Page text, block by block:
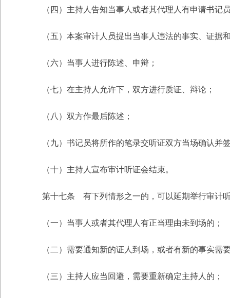
（四）主持人告知当事人或者其代理人有申请书记
（五）本案审计人员提出当事人违法的事实、证据
（六）当事人进行陈述、申辩；
（七）在主持人允许下，双方进行质证、辩论；
（八）双方作最后陈述；
（九）书记员将所作的笔录交听证双方当场确认并
（十）主持人宣布审计听证会结束。
第十七条 有下列情形之一的，可以延期举行审计
（一）当事人或者其代理人有正当理由未到场的；
（二）需要通知新的证人到场，或者有新的事实需
（三）主持人应当回避，需要重新确定主持人的；